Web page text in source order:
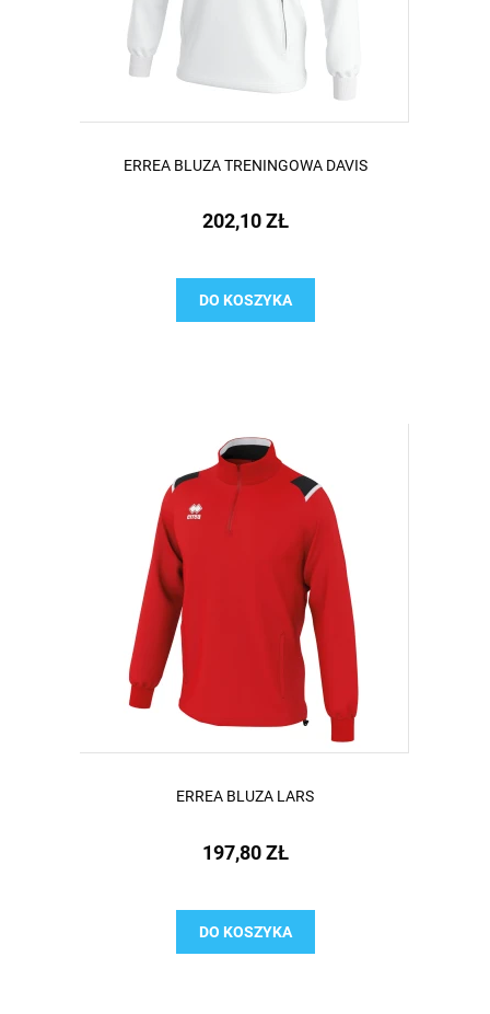
ERREA BLUZA TRENINGOWA DAVIS
202,10 ZŁ
DO KOSZYKA
ERREA BLUZA LARS
197,80 ZŁ
DO KOSZYKA